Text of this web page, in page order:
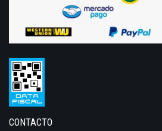
CONTACTO